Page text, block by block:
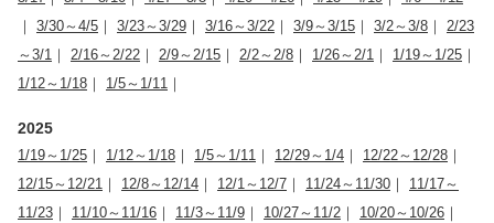
｜ 3/30～4/5 ｜ 3/23～3/29 ｜ 3/16～3/22 ｜ 3/9～3/15 ｜ 3/2～3/8 ｜ 2/23
～3/1 ｜ 2/16～2/22 ｜ 2/9～2/15 ｜ 2/2～2/8 ｜ 1/26～2/1 ｜ 1/19～1/25 ｜
1/12～1/18 ｜ 1/5～1/11 ｜
2025
1/19～1/25 ｜ 1/12～1/18 ｜ 1/5～1/11 ｜ 12/29～1/4 ｜ 12/22～12/28 ｜
12/15～12/21 ｜ 12/8～12/14 ｜ 12/1～12/7 ｜ 11/24～11/30 ｜ 11/17～
11/23 ｜ 11/10～11/16 ｜ 11/3～11/9 ｜ 10/27～11/2 ｜ 10/20～10/26 ｜